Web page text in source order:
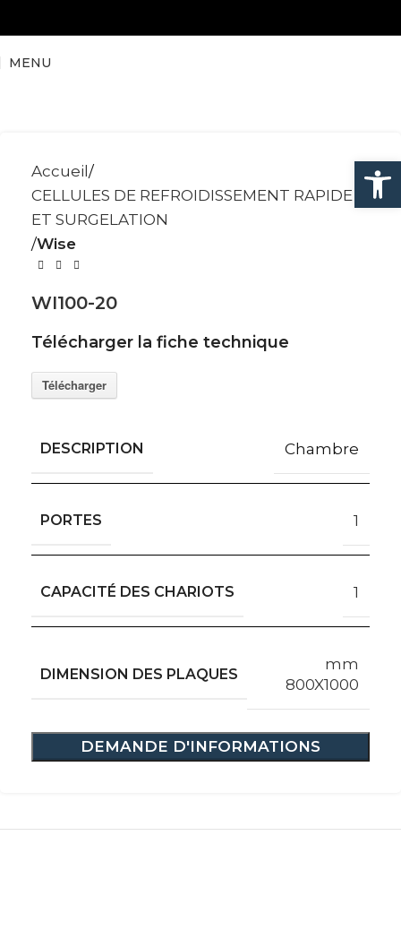
Ouvrir
MENU
Accueil
CELLULES DE REFROIDISSEMENT RAPIDE
ET SURGELATION
Wise
WI100-20
Télécharger la fiche technique
Télécharger
DESCRIPTION Chambre
PORTES 1
CAPACITÉ DES CHARIOTS 1
DIMENSION DES PLAQUES
mm
800X1000
DEMANDE D'INFORMATIONS